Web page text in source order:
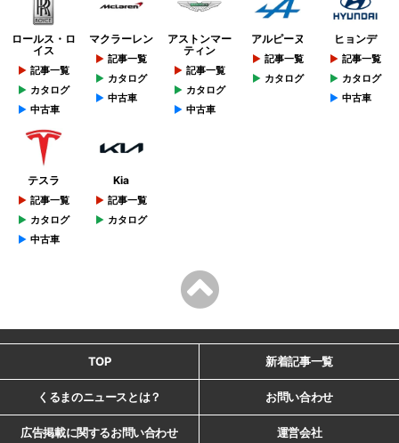
ロールス・ロ
イス
記事一覧
カタログ
中古車
マクラーレン
記事一覧
カタログ
中古車
アストンマー
ティン
記事一覧
カタログ
中古車
アルピーヌ
記事一覧
カタログ
ヒョンデ
記事一覧
カタログ
中古車
テスラ
記事一覧
カタログ
中古車
Kia
記事一覧
カタログ
TOP 新着記事一覧
くるまのニュースとは？ お問い合わせ
広告掲載に関するお問い合わせ 運営会社